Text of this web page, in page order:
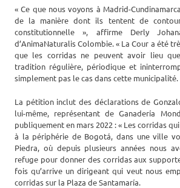
« Ce que nous voyons à Madrid-
de la manière dont ils tentent de
constitutionnelle », affirme Derly
d’AnimaNaturalis Colombie. « La Cour a été
que les corridas ne peuvent avoir lieu
tradition régulière, périodique et
simplement pas le cas dans cette municipalité.
La pétition inclut des déclarations de
lui-même, représentant de Ganadería
publiquement en mars 2022 : « Les corridas
à la périphérie de Bogotá, dans une ville
Piedra, où depuis plusieurs années nous
refuge pour donner des corridas aux
fois qu’arrive un dirigeant qui veut nous
corridas sur la Plaza de Santamaría.